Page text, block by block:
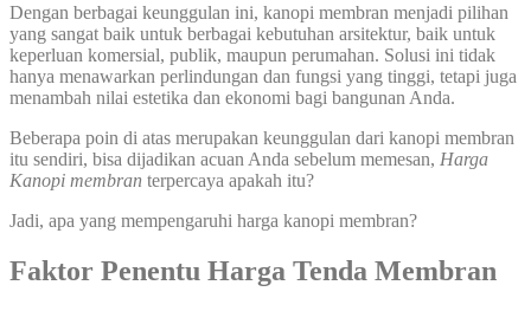
Dengan berbagai keunggulan ini, kanopi membran menjadi pilihan
yang sangat baik untuk berbagai kebutuhan arsitektur, baik untuk
keperluan komersial, publik, maupun perumahan. Solusi ini tidak
hanya menawarkan perlindungan dan fungsi yang tinggi, tetapi juga
menambah nilai estetika dan ekonomi bagi bangunan Anda.
Beberapa poin di atas merupakan keunggulan dari kanopi membran
itu sendiri, bisa dijadikan acuan Anda sebelum memesan, Harga
Kanopi membran terpercaya apakah itu?
Jadi, apa yang mempengaruhi harga kanopi membran?
Faktor Penentu Harga Tenda Membran